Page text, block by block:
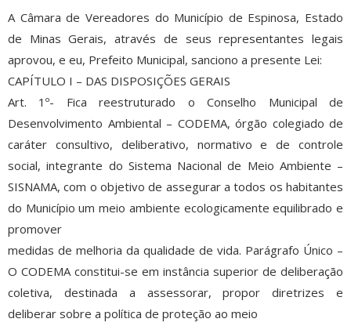
A Câmara de Vereadores do Município de Espinosa, Estado
de Minas Gerais, através de seus representantes legais
aprovou, e eu, Prefeito Municipal, sanciono a presente Lei:
CAPÍTULO I – DAS DISPOSIÇÕES GERAIS
Art. 1º- Fica reestruturado o Conselho Municipal de
Desenvolvimento Ambiental – CODEMA, órgão colegiado de
caráter consultivo, deliberativo, normativo e de controle
social, integrante do Sistema Nacional de Meio Ambiente –
SISNAMA, com o objetivo de assegurar a todos os habitantes
do Município um meio ambiente ecologicamente equilibrado e
promover
medidas de melhoria da qualidade de vida. Parágrafo Único –
O CODEMA constitui-se em instância superior de deliberação
coletiva, destinada a assessorar, propor diretrizes e
deliberar sobre a política de proteção ao meio